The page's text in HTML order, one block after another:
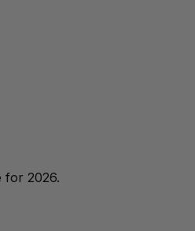
for 2026.